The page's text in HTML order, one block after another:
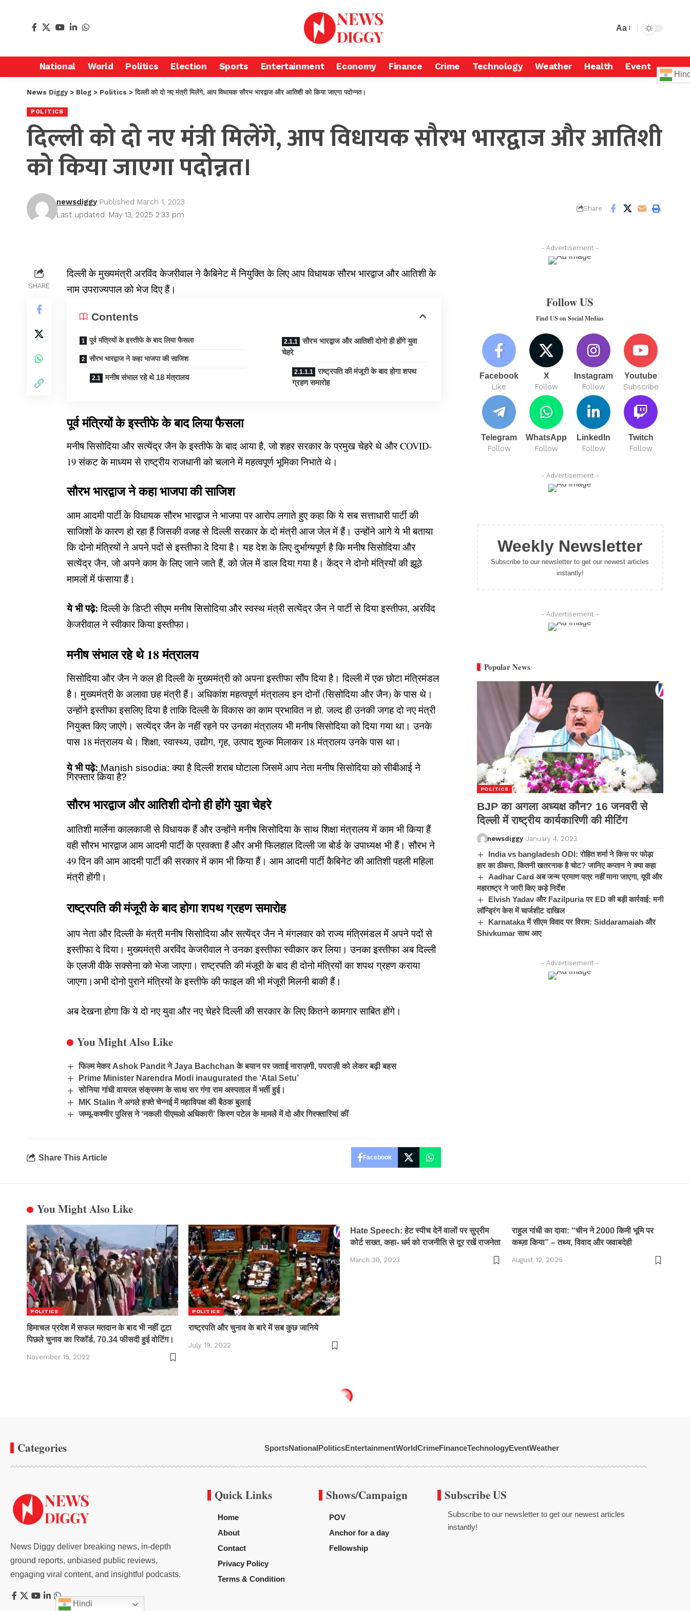
Aa
National World Politics Election Sports Entertainment Economy Finance Crime Technology Weather Health Event
News Diggy> Blog > Politics > दिल्ली को दो नए मंत्री मिलेंगे, आप विधायक सौरभ भारद्वाज और आतिशी को किया जाएगा पदोन्नत।
POLITICS
दिल्ली को दो नए मंत्री मिलेंगे, आप विधायक सौरभ भारद्वाज और आतिशी
को किया जाएगा पदोन्नत।
Last updated: May 13, 2025 2:33 pm
newsdiggy Published March 1, 2023
Share
SHARE
दिल्ली के मुख्यमंत्री अरविंद केजरीवाल ने कैबिनेट में नियुक्ति के लिए आप विधायक सौरभ भारद्वाज और आतिशी के
नाम उपराज्यपाल को भेज दिए हैं।
Contents
पूर्व मंत्रियों के इस्तीफे के बाद लिया फैसला
सौरभ भारद्वाज ने कहा भाजपा की साजिश
मनीष संभाल रहे थे 18 मंत्रालय
सौरभ भारद्वाज और आतिशी दोनो ही होंगे युवा
चेहरे
राष्ट्रपति की मंजूरी के बाद होगा शपथ
ग्रहण समारोह
पूर्व मंत्रियों के इस्तीफे के बाद लिया फैसला
मनीष सिसोदिया और सत्येंद्र जैन के इस्तीफे के बाद आया है, जो शहर सरकार के प्रमुख चेहरे थे और COVID-
19 संकट के माध्यम से राष्ट्रीय राजधानी को चलाने में महत्वपूर्ण भूमिका निभाते थे।
सौरभ भारद्वाज ने कहा भाजपा की साजिश
आम आदमी पार्टी के विधायक सौरभ भारद्वाज ने भाजपा पर आरोप लगाते हुए कहा कि ये सब सत्ताधारी पार्टी की
साजिशों के कारण हो रहा हैं जिसकी वजह से दिल्ली सरकार के दो मंत्री आज जेल में हैं। उन्होंने आगे ये भी बताया
कि दोनो मंत्रियों ने अपने पदों से इस्तीफा दे दिया है। यह देश के लिए दुर्भाग्यपूर्ण है कि मनीष सिसोदिया और
सत्येंद्र जैन, जो अपने काम के लिए जाने जाते हैं, को जेल में डाल दिया गया है। केंद्र ने दोनो मंत्रियों की झूठे
मामलों में फंसाया हैं।
ये भी पढ़े: दिल्ली के डिप्टी सीएम मनीष सिसोदिया और स्वस्थ मंत्री सत्येंद्र जैन ने पार्टी से दिया इस्तीफा, अरविंद
केजरीवाल ने स्वीकार किया इस्तीफा।
मनीष संभाल रहे थे 18 मंत्रालय
सिसोदिया और जैन ने कल ही दिल्ली के मुख्यमंत्री को अपना इस्तीफा सौंप दिया है। दिल्ली में एक छोटा मंत्रिमंडल
है। मुख्यमंत्री के अलावा छह मंत्री हैं। अधिकांश महत्वपूर्ण मंत्रालय इन दोनों (सिसोदिया और जैन) के पास थे।
उन्होंने इस्तीफा इसलिए दिया है ताकि दिल्ली के विकास का काम प्रभावित न हो. जल्द ही उनकी जगह दो नए मंत्री
नियुक्त किए जाएंगे। सत्येंद्र जैन के नहीं रहने पर उनका मंत्रालय भी मनीष सिसोदिया को दिया गया था। उनके
पास 18 मंत्रालय थे। शिक्षा, स्वास्थ्य, उद्योग, गृह, उत्पाद शुल्क मिलाकर 18 मंत्रालय उनके पास था।
ये भी पढ़े: Manish sisodia: क्या है दिल्ली शराब घोटाला जिसमें आप नेता मनीष सिसोदिया को सीबीआई ने
गिरफ्तार किया है?
सौरभ भारद्वाज और आतिशी दोनो ही होंगे युवा चेहरे
आतिशी मार्लेनाकालकाजी से विधायक हैं और उन्होंने मनीष सिसोदिया के साथ शिक्षा मंत्रालय में काम भी किया हैं
वही सौरभ भारद्वाज आम आदमी पार्टी के प्रवक्ता हैं और अभी फिलहाल दिल्ली जा बोर्ड के उपाध्यक्ष भी हैं। सौरभ ने
49 दिन की आम आदमी पार्टी की सरकार में काम भी किया हैं। आम आदमी पार्टी कैबिनेट की आतिशी पहली महिला
मंत्री होंगी।
राष्ट्रपति की मंजूरी के बाद होगा शपथ ग्रहण समारोह
आप नेता और दिल्ली के मंत्री मनीष सिसोदिया और सत्येंद्र जैन ने मंगलवार को राज्य मंत्रिमंडल में अपने पदों से
इस्तीफा दे दिया। मुख्यमंत्री अरविंद केजरीवाल ने उनका इस्तीफा स्वीकार कर लिया। उनका इस्तीफा अब दिल्ली
के एलजी वीके सक्सेना को भेजा जाएगा। राष्ट्रपति की मंजूरी के बाद ही दोनो मंत्रियों का शपथ ग्रहण कराया
जाएगा।अभी दोनो पुराने मंत्रियों के इस्तीफे की फाइल की भी मंजूरी मिलनी बाकी हैं।
अब देखना होगा कि ये दो नए युवा और नए चेहरे दिल्ली की सरकार के लिए कितने कामगार साबित होंगे।
You Might Also Like
फिल्म मेकर Ashok Pandit ने Jaya Bachchan के बयान पर जताई नाराज़गी, पपराज़ी को लेकर बढ़ी बहस
Prime Minister Narendra Modi inaugurated the ‘Atal Setu’
सोनिया गांधी वायरल संक्रमण के साथ सर गंगा राम अस्पताल में भर्ती हुई।
MK Stalin ने अगले हफ्ते चेन्नई में महाविपक्ष की बैठक बुलाई
जम्मू-कश्मीर पुलिस ने ‘नकली पीएमओ अधिकारी’ किरण पटेल के मामले में दो और गिरफ्तारियां कीं
Share This Article Facebook
- Advertisement -
Follow US
Find US on Social Medias
Facebook
Like
X
Follow
Instagram
Follow
Youtube
Subscribe
Telegram
Follow
WhatsApp
Follow
LinkedIn
Follow
Twitch
Follow
- Advertisement -
Weekly Newsletter
Subscribe to our newsletter to get our newest articles
instantly!
- Advertisement -
Popular News
POLITICS
BJP का अगला अध्यक्ष कौन? 16 जनवरी से
दिल्ली में राष्ट्रीय कार्यकारिणी की मीटिंग
newsdiggy January 4, 2023
India vs bangladesh ODI: रोहित शर्मा ने किस पर फोड़ा
हार का ठीकरा, कितनी खतरनाक है चोट? जानिए कप्तान ने क्या कहा
Aadhar Card अब जन्म प्रमाण पत्र नहीं माना जाएगा, यूपी और
महाराष्ट्र ने जारी किए कड़े निर्देश
Elvish Yadav और Fazilpuria पर ED की बड़ी कार्रवाई: मनी
लॉन्ड्रिंग केस में चार्जशीट दाखिल
Karnataka में सीएम विवाद पर विराम: Siddaramaiah और
Shivkumar साथ आए
- Advertisement -
You Might Also Like
POLITICS
हिमाचल प्रदेश में सफल मतदान के बाद भी नहीं टूटा
पिछले चुनाव का रिकॉर्ड, 70.34 फीसदी हुई वोटिंग।
November 15, 2022
POLITICS
राष्ट्रपति और चुनाव के बारे में सब कुछ जानिये
July 19, 2022
Hate Speech: हेट स्पीच देनें वालों पर सुप्रीम
कोर्ट सख्त, कहा- धर्म को राजनीति से दूर रखें राजनेता
March 30, 2023
राहुल गांधी का दावा: “चीन ने 2000 किमी भूमि पर
कब्ज़ा किया” – तथ्य, विवाद और जवाबदेही
August 12, 2025
Categories SportsNationalPoliticsEntertainmentWorldCrimeFinanceTechnologyEventWeather
News Diggy deliver breaking news, in-depth
ground reports, unbiased public reviews,
engaging viral content, and insightful podcasts.
Quick Links
Home
About
Contact
Privacy Policy
Terms & Condition
Shows/Campaign
POV
Anchor for a day
Fellowship
Subscribe US
Subscribe to our newsletter to get our newest articles
instantly!
Hindi